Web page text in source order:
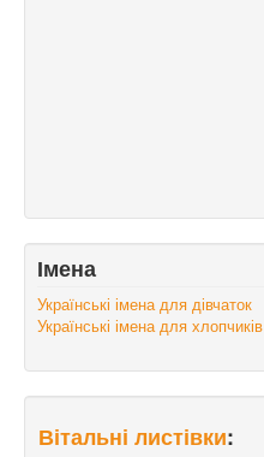
Імена
Українські імена для дівчаток
Українські імена для хлопчиків
Вітальні листівки: